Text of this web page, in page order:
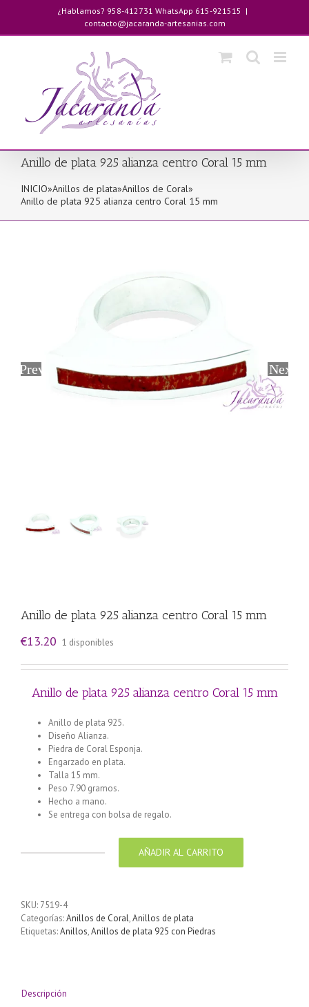
contenido
¿Hablamos? 958-412731 WhatsApp 615-921515 |
contacto@jacaranda-artesanias.com
Anillo de plata 925 alianza centro Coral 15 mm
INICIO»Anillos de plata»Anillos de Coral»
Anillo de plata 925 alianza centro Coral 15 mm
Previous Next
Anillo de plata 925 alianza centro Coral 15 mm
€13.20 1 disponibles
Anillo de plata 925 alianza centro Coral 15 mm
Anillo de plata 925.
Diseño Alianza.
Piedra de Coral Esponja.
Engarzado en plata.
Talla 15 mm.
Peso 7.90 gramos.
Hecho a mano.
Se entrega con bolsa de regalo.
alianza
centro
Coral
AÑADIR AL CARRITO
SKU: 7519-4
Categorías:Anillos de Coral,Anillos de plata
Etiquetas:Anillos,Anillos de plata 925 con Piedras
Descripción